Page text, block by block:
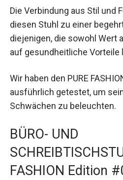
Die Verbindung aus Stil und
diesen Stuhl zu einer
diejenigen, die sowohl Wert
auf gesundheitliche Vorteile
Wir haben den PURE
ausführlich getestet, um
Schwächen zu beleuchten.
BÜRO- UND
FASHION Edition